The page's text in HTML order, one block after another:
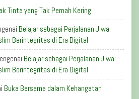
Tinta yang Tak Pernah Kering
Belajar sebagai Perjalanan Jiwa:
Berintegritas di Era Digital
Belajar sebagai Perjalanan Jiwa:
Berintegritas di Era Digital
Buka Bersama dalam Kehangatan